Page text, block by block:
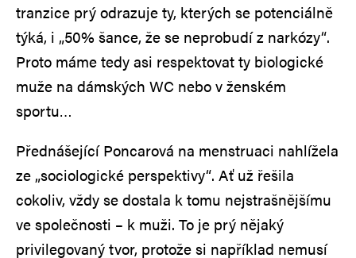
tranzice prý odrazuje ty, kterých se potenciálně
týká, i „50% šance, že se neprobudí z narkózy“.
Proto máme tedy asi respektovat ty biologické
muže na dámských WC nebo v ženském
sportu…
Přednášející Poncarová na menstruaci nahlížela
ze „sociologické perspektivy“. Ať už řešila
cokoliv, vždy se dostala k tomu nejstrašnějšímu
ve společnosti – k muži. To je prý nějaký
privilegovaný tvor, protože si například nemusí